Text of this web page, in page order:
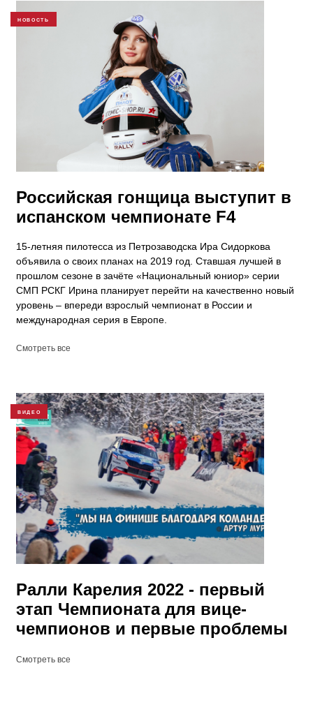
НОВОСТЬ
Российская гонщица выступит в
испанском чемпионате F4
15-летняя пилотесса из Петрозаводска Ира Сидоркова
объявила о своих планах на 2019 год. Ставшая лучшей в
прошлом сезоне в зачёте «Национальный юниор» серии
СМП РСКГ Ирина планирует перейти на качественно новый
уровень – впереди взрослый чемпионат в России и
международная серия в Европе.
Смотреть все
ВИДЕО
Ралли Карелия 2022 - первый
этап Чемпионата для вице-
чемпионов и первые проблемы
Смотреть все